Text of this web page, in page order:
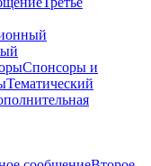
Спонсоры и
Тематический